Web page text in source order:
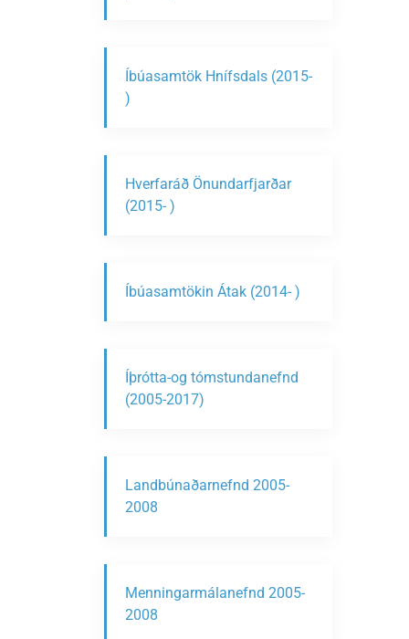
Íbúasamtök Hnífsdals (2015-
)
Hverfaráð Önundarfjarðar
(2015- )
Íbúasamtökin Átak (2014- )
Íþrótta-og tómstundanefnd
(2005-2017)
Landbúnaðarnefnd 2005-
2008
Menningarmálanefnd 2005-
2008